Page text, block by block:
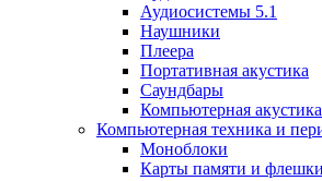
Аудиосистемы 5.1
Наушники
Плеера
Портативная акустика
Саундбары
Компьютерная акустика
Компьютерная техника и
Моноблоки
Карты памяти и флешки